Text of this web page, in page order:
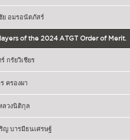
อมรอนัตภัสร์
of the 2024 ATGT Order of Merit.
กรัยวิเชียร
ครองผา
ลวงนิติกุล
ญ บารมีธนเศรษฐ์